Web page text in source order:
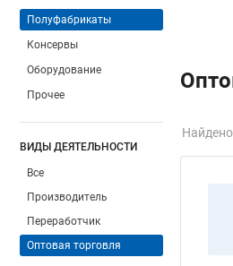
Полуфабрикаты
Консервы
Оборудование
Прочее
ВИДЫ ДЕЯТЕЛЬНОСТИ
Все
Производитель
Переработчик
Оптовая торговля